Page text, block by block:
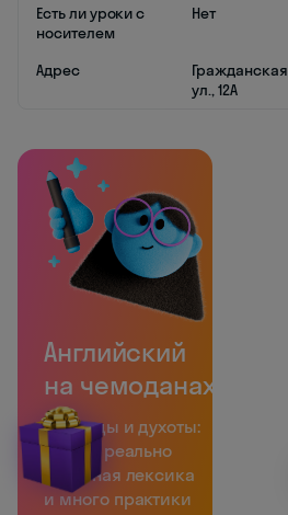
Есть ли уроки с
носителем
Нет
Адрес
Гражданская
ул., 12А
Английский
на чемоданах
Без воды и духоты:
только реально
полезная лексика
и много практики